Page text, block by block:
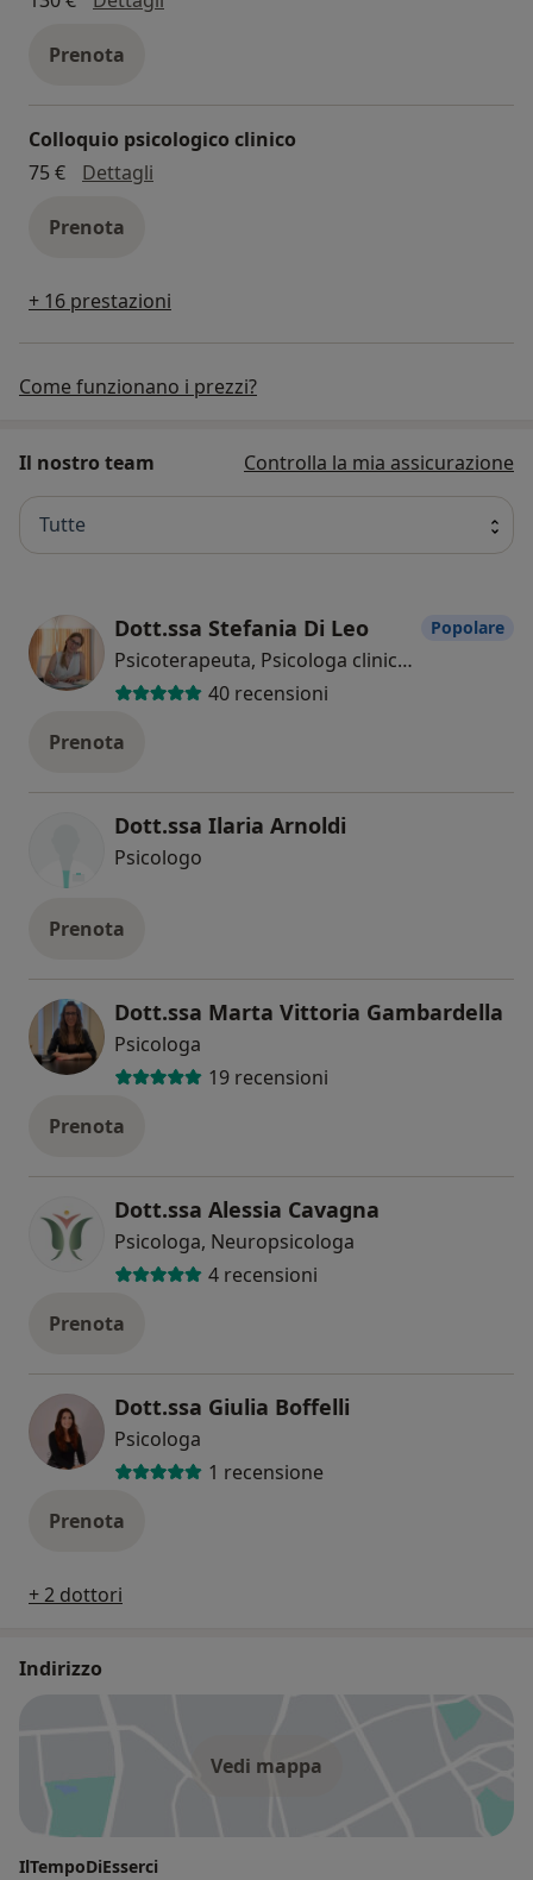
Prenota
Colloquio psicologico clinico
75 €
Dettagli
Prenota
+ 16 prestazioni
Come funzionano i prezzi?
Il nostro team Controlla la mia assicurazione
Tutte
Dott.ssa Stefania Di Leo
Psicoterapeuta, Psicologa clinica, Psicologa
40 recensioni
Popolare
Prenota
Dott.ssa Ilaria Arnoldi
Psicologo
Prenota
Dott.ssa Marta Vittoria Gambardella
Psicologa
19 recensioni
Prenota
Dott.ssa Alessia Cavagna
Psicologa, Neuropsicologa
4 recensioni
Prenota
Dott.ssa Giulia Boffelli
Psicologa
1 recensione
Prenota
+ 2 dottori
Indirizzo
Vedi mappa
IlTempoDiEsserci